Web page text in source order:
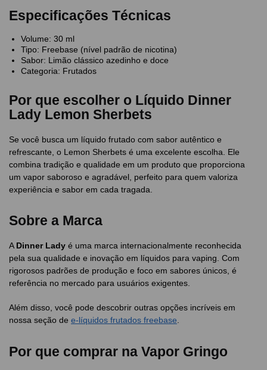
Especificações Técnicas
Volume: 30 ml
Tipo: Freebase (nível padrão de nicotina)
Sabor: Limão clássico azedinho e doce
Categoria: Frutados
Por que escolher o Líquido Dinner
Lady Lemon Sherbets
Se você busca um líquido frutado com sabor autêntico e
refrescante, o Lemon Sherbets é uma excelente escolha. Ele
combina tradição e qualidade em um produto que proporciona
um vapor saboroso e agradável, perfeito para quem valoriza
experiência e sabor em cada tragada.
Sobre a Marca
A Dinner Lady é uma marca internacionalmente reconhecida
pela sua qualidade e inovação em líquidos para vaping. Com
rigorosos padrões de produção e foco em sabores únicos, é
referência no mercado para usuários exigentes.
Além disso, você pode descobrir outras opções incríveis em
nossa seção de e-líquidos frutados freebase.
Por que comprar na Vapor Gringo